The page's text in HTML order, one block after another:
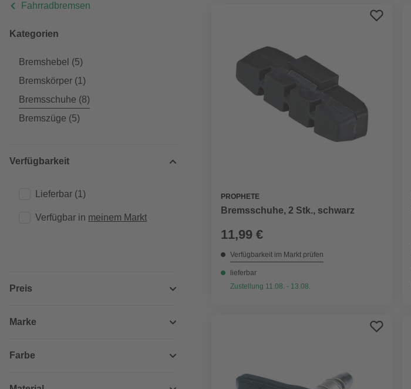
Fahrradbremsen
Kategorien
Bremshebel (5)
Bremskörper (1)
Bremsschuhe (8)
Bremszüge (5)
Verfügbarkeit
Lieferbar (1)
Verfügbar in meinem Markt
Preis
Marke
Farbe
PROPHETE
Bremsschuhe, 2 Stk., schwarz
11,99 €
Verfügbarkeit im Markt prüfen
lieferbar
Zustellung 11.08. - 13.08.